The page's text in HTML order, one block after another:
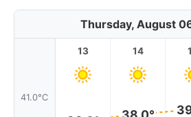
Thursday, August
41.0°C
13 14